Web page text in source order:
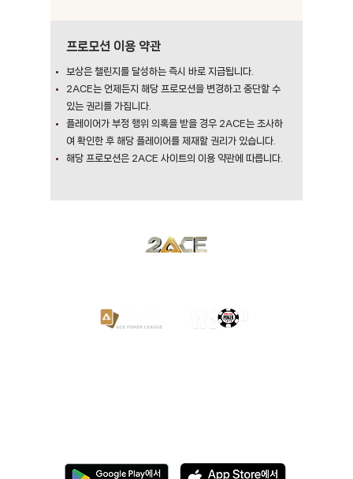
프로모션 이용 약관
보상은 챌린지를 달성하는 즉시 바로 지급됩니다.
2ACE는 언제든지 해당 프로모션을 변경하고 중단할 수
있는 권리를 가집니다.
플레이어가 부정 행위 의혹을 받을 경우 2ACE는 조사하
여 확인한 후 해당 플레이어를 제재할 권리가 있습니다.
해당 프로모션은 2ACE 사이트의 이용 약관에 따릅니다.